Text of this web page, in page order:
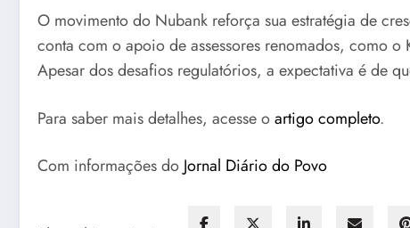
O movimento do Nubank reforça sua estratégia de
conta com o apoio de assessores renomados, como
Apesar dos desafios regulatórios, a expectativa é de
Para saber mais detalhes, acesse oartigo completo.
Com informações do Jornal Diário do Povo